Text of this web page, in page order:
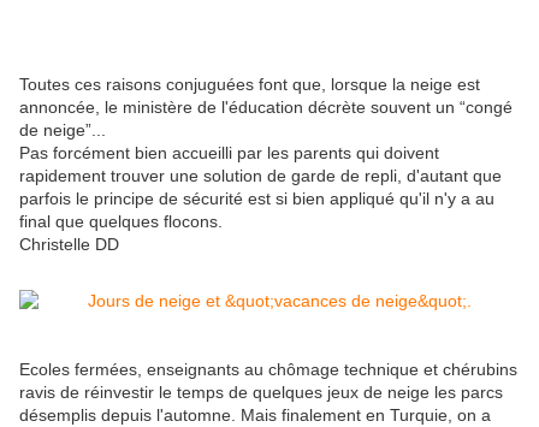
Toutes ces raisons conjuguées font que, lorsque la neige est
annoncée, le ministère de l'éducation décrète souvent un “congé
de neige”...
Pas forcément bien accueilli par les parents qui doivent
rapidement trouver une solution de garde de repli, d'autant que
parfois le principe de sécurité est si bien appliqué qu'il n'y a au
final que quelques flocons.
Christelle DD
Ecoles fermées, enseignants au chômage technique et chérubins
ravis de réinvestir le temps de quelques jeux de neige les parcs
désemplis depuis l'automne. Mais finalement en Turquie, on a